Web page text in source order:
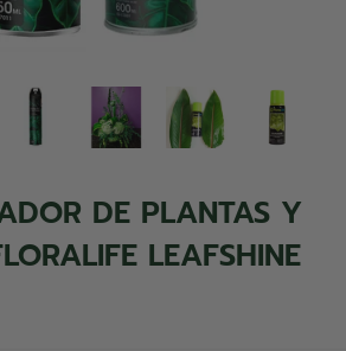
DE PLANTAS Y
LEAFSHINE